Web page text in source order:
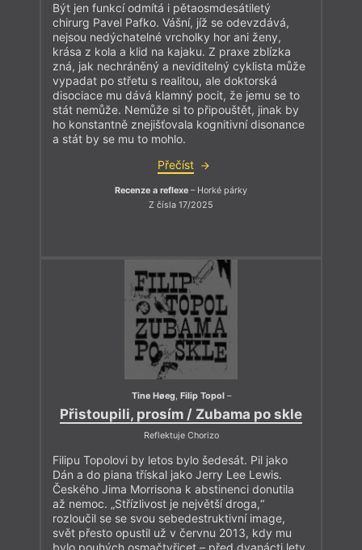
Být jen funkcí odmítá i pětaosmdesátiletý
chirurg Pavel Pafko. Vášní, jíž se odevzdává,
nejsou nedýchatelné vrcholky hor ani ženy,
krása z kola a klid na kajaku. Z praxe zblízka
zná, jak nechráněný a neviditelný cyklista může
vypadat po střetu s realitou, ale doktorská
disociace mu dává klamný pocit, že jemu se to
stát nemůže. Nemůže si to připouštět, jinak by
ho konstantně znejišťovala kognitivní disonance
a stát by se mu to mohlo.
Přečíst
Recenze a reflexe – Horké párky
Z čísla 17/2025
Tine Høeg, Filip Topol –
Přistoupili, prosím / Zubama po skle
Reflektuje Chorizo
Filipu Topolovi by letos bylo šedesát. Pil jako
Dán a do piana třískal jako Jerry Lee Lewis.
Českého Jima Morrisona k abstinenci donutila
až nemoc. „Střízlivost je největší droga,“
rozloučil se se svou sebedestruktivní image,
svět přesto opustil už v červnu 2013, kdy mu